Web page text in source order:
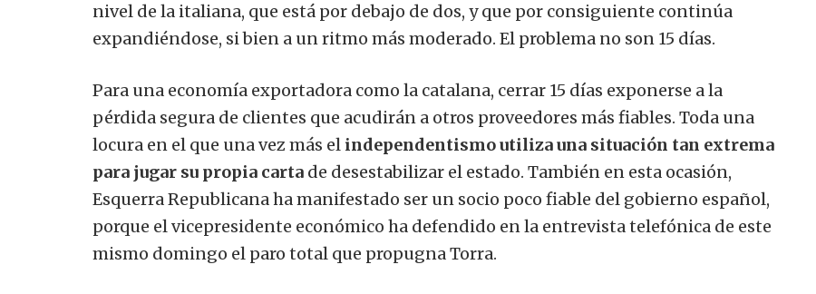
nivel de la italiana, que está por debajo de dos, y que por consiguiente continúa
expandiéndose, si bien a un ritmo más moderado. El problema no son 15 días.
Para una economía exportadora como la catalana, cerrar 15 días exponerse a la
pérdida segura de clientes que acudirán a otros proveedores más fiables. Toda una
locura en el que una vez más el independentismo utiliza una situación tan extrema
para jugar su propia carta de desestabilizar el estado. También en esta ocasión,
Esquerra Republicana ha manifestado ser un socio poco fiable del gobierno español,
porque el vicepresidente económico ha defendido en la entrevista telefónica de este
mismo domingo el paro total que propugna Torra.